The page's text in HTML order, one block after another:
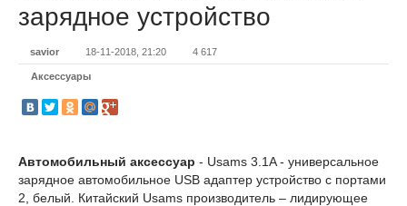
зарядное устройство
savior 18-11-2018, 21:20 4 617
Аксессуары
Автомобильный аксессуар - Usams 3.1A - универсальное
зарядное автомобильное USB адаптер устройство с портами
2, белый. Китайский Usams производитель – лидирующее